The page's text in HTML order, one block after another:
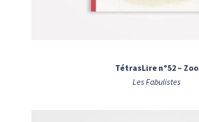
TétrasLire n°52 – Zoo
Les Fabulistes